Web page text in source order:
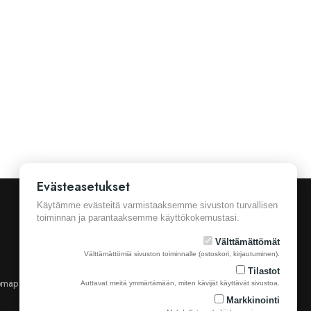
Yhteystiedot
Evästeasetukset
Käytämme evästeitä varmistaaksemme sivuston turvallisen
toiminnan ja parantaaksemme käyttökokemustasi.
Välttämättömät
Välttämättömiä sivuston toiminnalle (ostoskori, kirjautuminen).
Tilastot
Auttavat meitä ymmärtämään, miten kävijät käyttävät sivustoa.
Markkinointi